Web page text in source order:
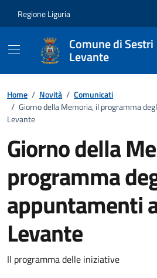
Regione Liguria
Comune di Sestri
Levante
Home / Novità / Comunicati
/ Giorno della Memoria, il programma
Levante
Giorno della
programma
appuntamenti
Levante
Dettagli della
Il programma delle iniziative